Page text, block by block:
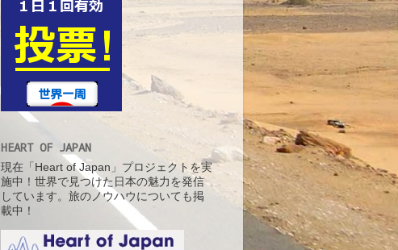
HEART OF JAPAN
現在「Heart of Japan」プロジェクトを実
施中！世界で見つけた日本の魅力を発信
しています。旅のノウハウについても掲
載中！